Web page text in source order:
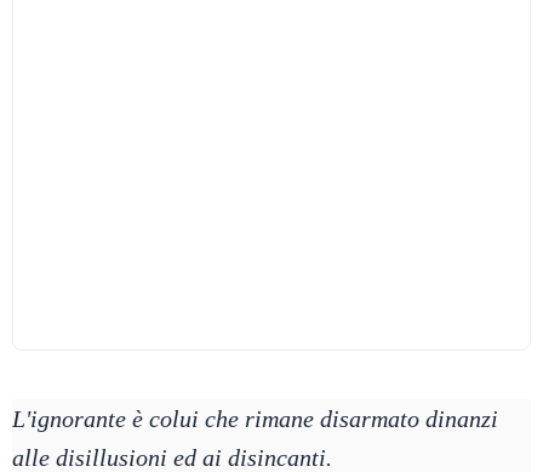
L'ignorante è colui che rimane disarmato dinanzi
alle disillusioni ed ai disincanti.